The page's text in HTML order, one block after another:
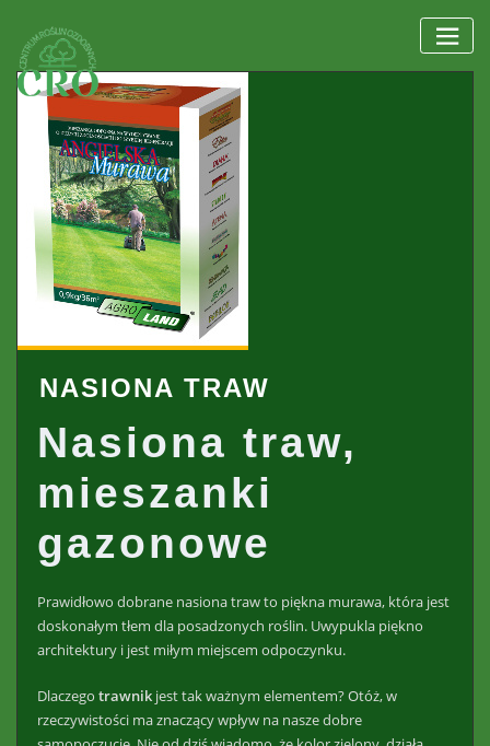
content
NASIONA TRAW
Nasiona traw,
mieszanki
gazonowe
Prawidłowo dobrane nasiona traw to piękna murawa, która jest
doskonałym tłem dla posadzonych roślin. Uwypukla piękno
architektury i jest miłym miejscem odpoczynku.
Dlaczego trawnik jest tak ważnym elementem? Otóż, w
rzeczywistości ma znaczący wpływ na nasze dobre